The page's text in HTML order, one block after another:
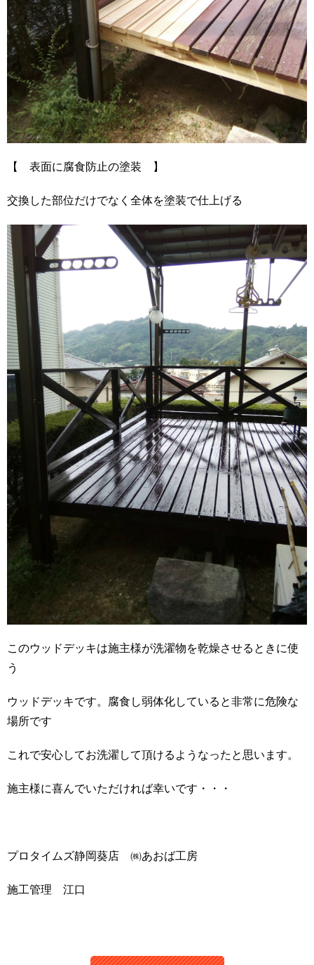
【 表面に腐食防止の塗装 】
交換した部位だけでなく全体を塗装で仕上げる
このウッドデッキは施主様が洗濯物を乾燥させるときに使
う
ウッドデッキです。腐食し弱体化していると非常に危険な
場所です
これで安心してお洗濯して頂けるようなったと思います。
施主様に喜んでいただければ幸いです・・・
プロタイムズ静岡葵店 ㈱あおば工房
施工管理 江口